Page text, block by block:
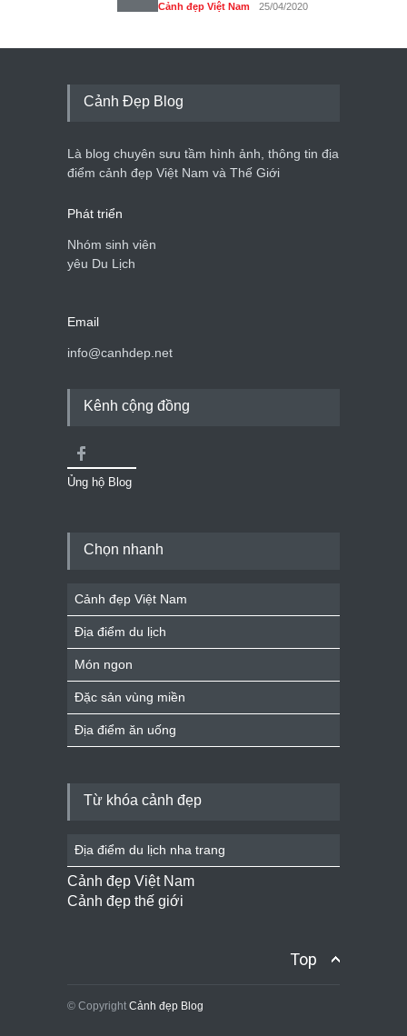
Cảnh đẹp Việt Nam 25/04/2020
Tam giác mạch khoe sắc
du lịch quốc gia
Cảnh đẹp Việt Nam 24/04/2020
Cảnh Đẹp Blog
Là blog chuyên sưu tầm hình ảnh, thông tin địa
điểm cảnh đẹp Việt Nam và Thế Giới
Phát triển
Nhóm sinh viên
yêu Du Lịch
Email
info@canhdep.net
Kênh cộng đồng
Ủng hộ Blog
Chọn nhanh
Cảnh đẹp Việt Nam
Địa điểm du lịch
Món ngon
Đặc sản vùng miền
Địa điểm ăn uống
Từ khóa cảnh đẹp
Địa điểm du lịch nha trang
Cảnh đẹp Việt Nam
Cảnh đẹp thế giới
Top
© Copyright Cảnh đẹp Blog